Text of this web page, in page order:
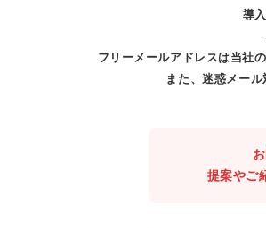
導
フリーメールアドレスは当社
また、迷惑メー
提案やご